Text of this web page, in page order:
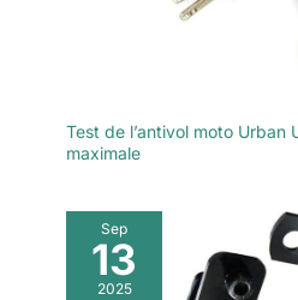
Test de l’antivol moto Urban
maximale
Sep
13
2025